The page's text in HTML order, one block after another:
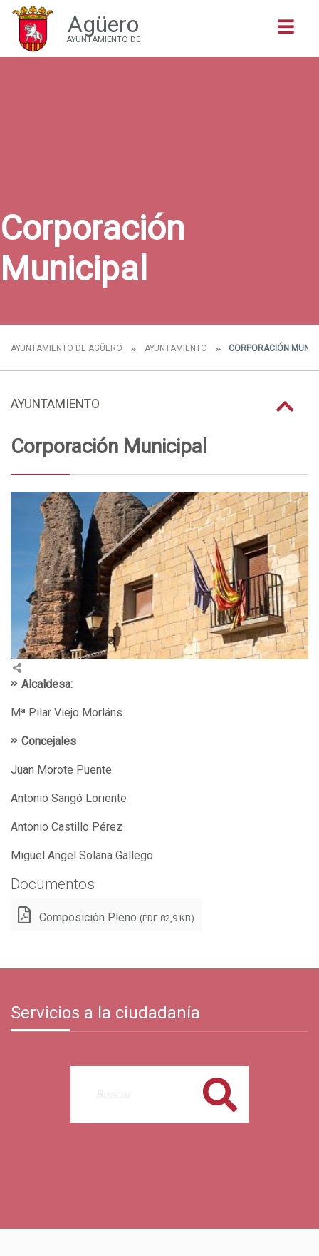
Agüero
AYUNTAMIENTO DE
Corporación
Municipal
AYUNTAMIENTO DE AGÜERO AYUNTAMIENTO CORPORACIÓN
AYUNTAMIENTO
Corporación Municipal
Alcaldesa:
Mª Pilar Viejo Morláns
Concejales
Juan Morote Puente
Antonio Sangó Loriente
Antonio Castillo Pérez
Miguel Angel Solana Gallego
Documentos
Composición Pleno (PDF 82,9 KB)
Servicios a la ciudadanía
Buscar